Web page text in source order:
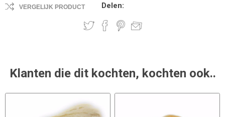
VERGELIJK PRODUCT Delen:
Klanten die dit kochten, kochten ook..